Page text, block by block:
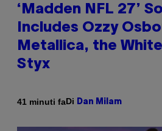
‘Madden NFL 27’
Includes Ozzy
Metallica, the
Styx
41 minuti faDi Dan Milam